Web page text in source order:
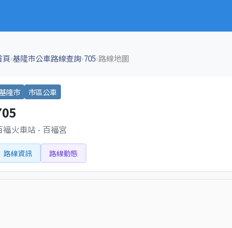
頁›基隆市公車路線查詢›705›路線地圖
隆市 市區公車
福火車站 - 百福宮
路線資訊 路線動態